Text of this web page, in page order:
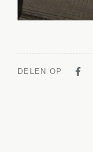
DELEN OP